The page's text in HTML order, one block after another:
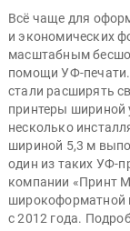
Всё чаще для
и экономических
масштабным
помощи УФ-печати.
стали расширять
принтеры шириной
несколько
шириной 5,3 м
один из таких УФ-
компании «Принт
широкоформатной
с 2012 года.